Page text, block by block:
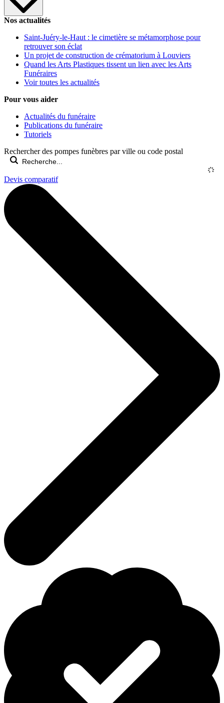
Nos actualités
Saint-Juéry-le-Haut : le cimetière se métamorphose pour
retrouver son éclat
Un projet de construction de crématorium à Louviers
Quand les Arts Plastiques tissent un lien avec les Arts
Funéraires
Voir toutes les actualités
Pour vous aider
Actualités du funéraire
Publications du funéraire
Tutoriels
Rechercher des pompes funèbres par ville ou code postal
Devis comparatif